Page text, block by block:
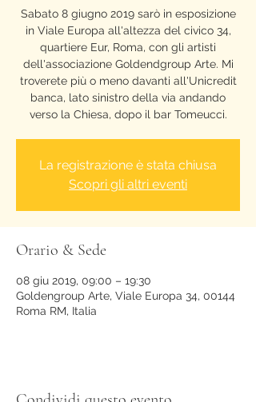
Sabato 8 giugno 2019 sarò in esposizione
in Viale Europa all'altezza del civico 34,
quartiere Eur, Roma, con gli artisti
dell'associazione Goldendgroup Arte. Mi
troverete più o meno davanti all'Unicredit
banca, lato sinistro della via andando
verso la Chiesa, dopo il bar Tomeucci.
La registrazione è stata chiusa
Scopri gli altri eventi
Orario & Sede
08 giu 2019, 09:00 – 19:30
Goldengroup Arte, Viale Europa 34, 00144
Roma RM, Italia